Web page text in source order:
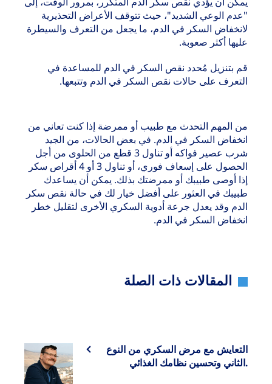
"عدم الوعي الشديد"، حيث تتوقف الأعراض التحذيرية
لانخفاض السكر في الدم، ما يجعل من التعرف والسيطرة
عليها أكثر صعوبة.
قم بتنزيل مُحدد نقص السكر في الدم للمساعدة في
التعرف على حالات نقص السكر في الدم وتتبعها.
من المهم التحدث مع طبيب أو ممرضة إذا كنت تعاني من
انخفاض السكر في الدم. في بعض الحالات، من الجيد
شرب عصير فواكه أو تناول 3 قطع من الحلوى من أجل
الحصول على إسعاف فوري، أو تناول 3 أو 4 أقراص سكر
إذا أوصى طبيبك أو ممرضتك بذلك. يمكن أن يساعدك
طبيبك في العثور على أفضل خيار لك في حالة نقص سكر
الدم وقد يعدل جرعة أدوية السكري الأخرى لتقليل خطر
انخفاض السكر في الدم.
المقالات ذات الصلة
التعايش مع مرض السكري من النوع
الثاني وتحسين نظامك الغذائي.